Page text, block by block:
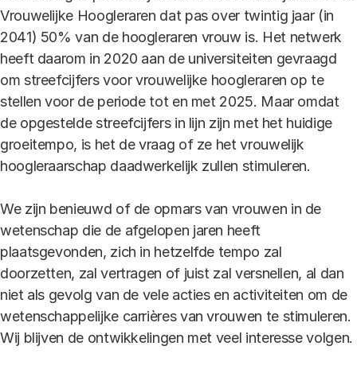
Vrouwelijke Hoogleraren dat pas over twintig jaar (in
2041) 50% van de hoogleraren vrouw is. Het netwerk
heeft daarom in 2020 aan de universiteiten gevraagd
om streefcijfers voor vrouwelijke hoogleraren op te
stellen voor de periode tot en met 2025. Maar omdat
de opgestelde streefcijfers in lijn zijn met het huidige
groeitempo, is het de vraag of ze het vrouwelijk
hoogleraarschap daadwerkelijk zullen stimuleren.
We zijn benieuwd of de opmars van vrouwen in de
wetenschap die de afgelopen jaren heeft
plaatsgevonden, zich in hetzelfde tempo zal
doorzetten, zal vertragen of juist zal versnellen, al dan
niet als gevolg van de vele acties en activiteiten om de
wetenschappelijke carrières van vrouwen te stimuleren.
Wij blijven de ontwikkelingen met veel interesse volgen.